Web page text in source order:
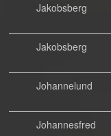
Jakobsberg
Jakobsberg
Johannelund
Johannesfred